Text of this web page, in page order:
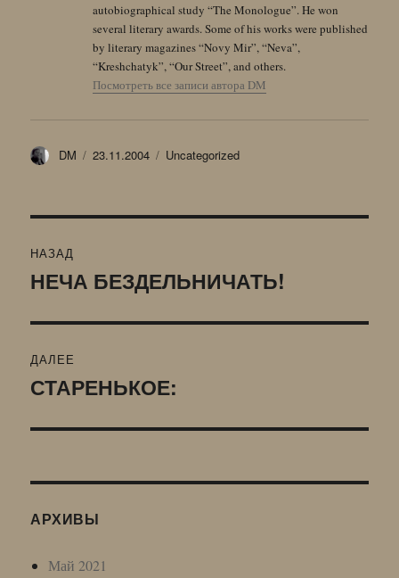
autobiographical study “The Monologue”. He won
several literary awards. Some of his works were published
by literary magazines “Novy Mir”, “Neva”,
“Kreshchatyk”, “Our Street”, and others.
Посмотреть все записи автора DM
Автор
DM Опубликовано
23.11.2004 Рубрики
Uncategorized
по
НАЗАД
Предыдущая
НЕЧА БЕЗДЕЛЬНИЧАТЬ!
ДАЛЕЕ
Следующая
СТАРЕНЬКОЕ:
АРХИВЫ
Май 2021